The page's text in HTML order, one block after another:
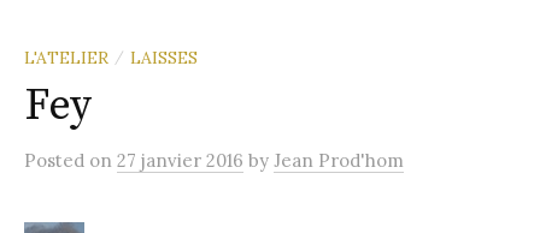
L'ATELIER / LAISSES
Fey
Posted on 27 janvier 2016 by Jean Prod'hom